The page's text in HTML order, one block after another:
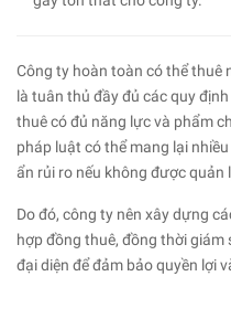
Công ty hoàn toàn có thể thuê
là tuân thủ đầy đủ các quy
thuê có đủ năng lực và phẩm
pháp luật có thể mang lại
ẩn rủi ro nếu không được quản
Do đó, công ty nên xây dựng
hợp đồng thuê, đồng thời
đại diện để đảm bảo quyền lợi